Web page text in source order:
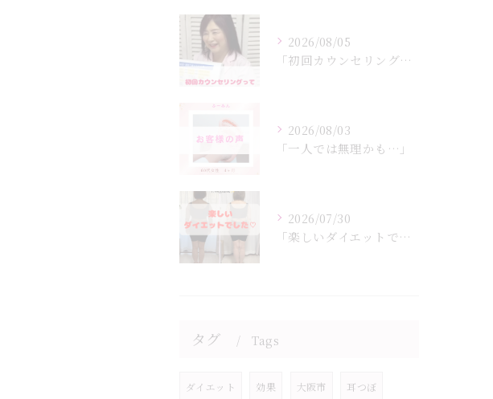
2026/08/05
「初回カウンセリングでは何をするの？」
2026/08/03
「一人では無理かも…」
2026/07/30
「楽しいダイエットでした♡」
タグ Tags
ダイエット 効果 大阪市 耳つぼ